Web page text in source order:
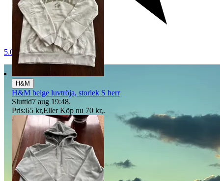
5.0
H&M
H&M beige luvtröja, storlek S herr
Sluttid7 aug 19:48.
Pris:65 kr,Eller Köp nu 70 kr,.